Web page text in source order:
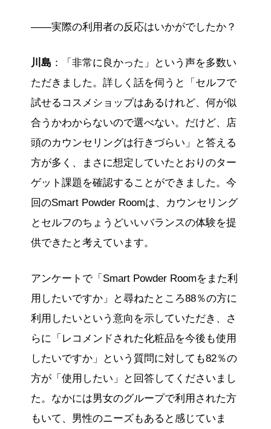
——実際の利用者の反応はいかがでしたか？
川島 ：「非常に良かった」という声を多数い
ただきました。詳しく話を伺うと「セルフで
試せるコスメショップはあるけれど、何が似
合うかわからないので選べない。だけど、店
頭のカウンセリングは行きづらい」と答える
方が多く、まさに想定していたとおりのター
ゲット課題を確認することができました。今
回のSmart Powder Roomは、カウンセリング
とセルフのちょうどいいバランスの体験を提
供できたと考えています。
アンケートで「Smart Powder Roomをまた利
用したいですか」と尋ねたところ88％の方に
利用したいという意向を示していただき、さ
らに「レコメンドされた化粧品を今後も使用
したいですか」という質問に対しても82％の
方が「使用したい」と回答してくださいまし
た。なかには男女のグループで利用された方
もいて、男性のニーズもあると感じていま